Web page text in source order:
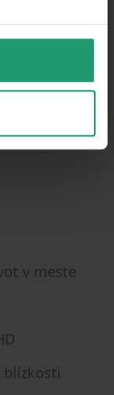
v meste
blízkosti